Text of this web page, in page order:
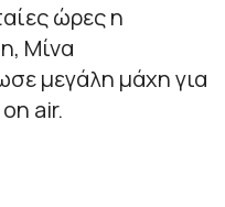
ώρες η
Μίνα
μεγάλη μάχη για
air.